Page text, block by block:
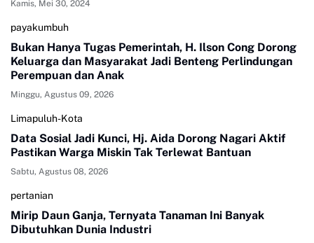
Kamis, Mei 30, 2024
payakumbuh
Bukan Hanya Tugas Pemerintah, H. Ilson Cong Dorong
Keluarga dan Masyarakat Jadi Benteng Perlindungan
Perempuan dan Anak
Minggu, Agustus 09, 2026
Limapuluh-Kota
Data Sosial Jadi Kunci, Hj. Aida Dorong Nagari Aktif
Pastikan Warga Miskin Tak Terlewat Bantuan
Sabtu, Agustus 08, 2026
pertanian
Mirip Daun Ganja, Ternyata Tanaman Ini Banyak
Dibutuhkan Dunia Industri